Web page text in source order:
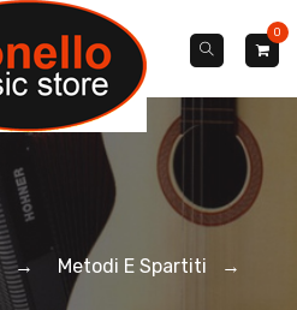
0
→ Metodi E Spartiti
→